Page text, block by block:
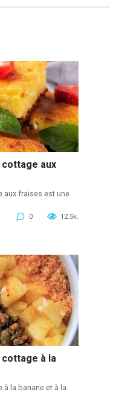
aux
aux fraises est une
0 12.5k.
à la
la banane et à la